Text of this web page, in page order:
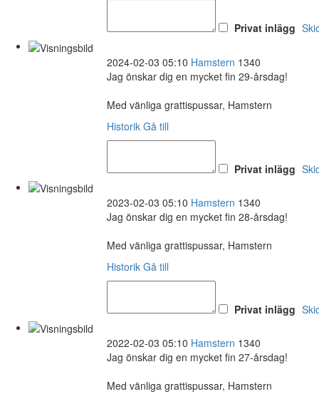
Privat inlägg
2024-02-03 05:10 Hamstern 1340
Jag önskar dig en mycket fin 29-årsdag!
Med vänliga grattispussar, Hamstern
Historik Gå till
Privat inlägg
2023-02-03 05:10 Hamstern 1340
Jag önskar dig en mycket fin 28-årsdag!
Med vänliga grattispussar, Hamstern
Historik Gå till
Privat inlägg
2022-02-03 05:10 Hamstern 1340
Jag önskar dig en mycket fin 27-årsdag!
Med vänliga grattispussar, Hamstern